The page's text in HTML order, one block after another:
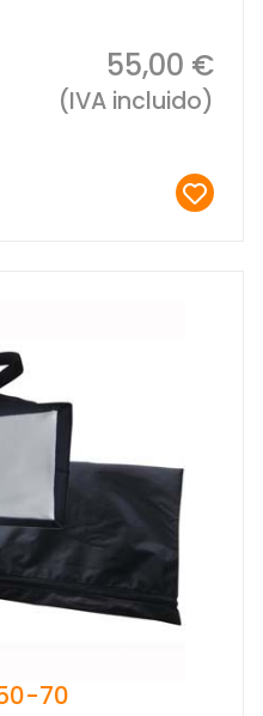
55,00 €
(IVA incluido)
70